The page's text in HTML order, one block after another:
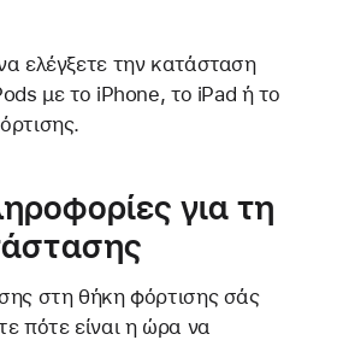
ελέγξετε την κατάσταση
με το iPhone, το iPad ή το
για τη
στη θήκη φόρτισης σάς
πότε είναι η ώρα να